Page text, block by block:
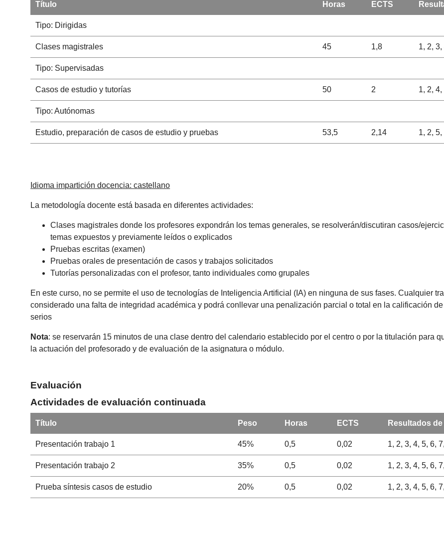
Título Horas ECTS
Tipo: Dirigidas
Clases magistrales 45 1,8 1, 2,
Tipo: Supervisadas
Casos de estudio y tutorías 50 2 1, 2,
Tipo: Autónomas
Estudio, preparación de casos de estudio y pruebas 53,5 2,14 1, 2,
Idioma impartición docencia: castellano
La metodología docente está basada en diferentes actividades:
Clases magistrales donde los profesores expondrán los temas generales, se resolverán/discutiran casos/
temas expuestos y previamente leídos o explicados
Pruebas escritas (examen)
Pruebas orales de presentación de casos y trabajos solicitados
Tutorías personalizadas con el profesor, tanto individuales como grupales
En este curso, no se permite el uso de tecnologías de Inteligencia Artificial (IA) en ninguna de sus fases. Cualquier
considerado una falta de integridad académica y podrá conllevar una penalización parcial o total en la calificación
serios
Nota: se reservarán 15 minutos de una clase dentro del calendario establecido por el centro o por la titulación para
la actuación del profesorado y de evaluación de la asignatura o módulo.
Evaluación
Actividades de evaluación continuada
Título Peso Horas ECTS Resultados
Presentación trabajo 1 45% 0,5 0,02 1, 2, 3, 4, 5, 6,
Presentación trabajo 2 35% 0,5 0,02 1, 2, 3, 4, 5, 6,
Prueba síntesis casos de estudio 20% 0,5 0,02 1, 2, 3, 4, 5, 6,